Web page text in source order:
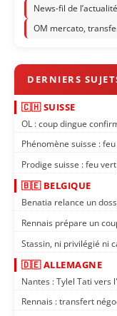
News-fil de
OM mercato,
🇨🇭 SUISSE
OL : coup dingue
Phénomène suisse :
Prodige suisse : feu
🇧🇪 BELGIQUE
Benatia relance un
Rennais prépare un
Stassin, ni privilégié ni
🇩🇪 ALLEMAGNE
Nantes : Tylel Tati vers
Rennais : transfert